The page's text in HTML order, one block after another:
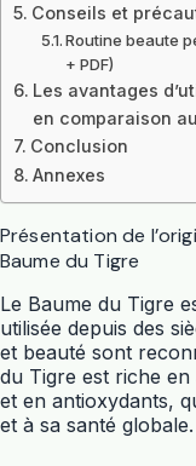
Conseils et
Routine beaute
+ PDF)
Les avantages
en comparaison
Conclusion
Annexes
Présentation de
Baume du Tigre
Le Baume du Tigre
utilisée depuis des
et beauté sont
du Tigre est riche en
et en antioxydants,
et à sa santé globale.